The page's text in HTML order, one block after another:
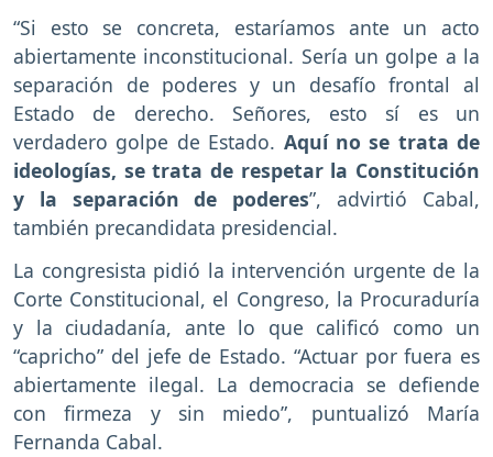
“Si esto se concreta, estaríamos ante un acto
abiertamente inconstitucional. Sería un golpe a la
separación de poderes y un desafío frontal al
Estado de derecho. Señores, esto sí es un
verdadero golpe de Estado. Aquí no se trata de
ideologías, se trata de respetar la Constitución
y la separación de poderes”, advirtió Cabal,
también precandidata presidencial.
La congresista pidió la intervención urgente de la
Corte Constitucional, el Congreso, la Procuraduría
y la ciudadanía, ante lo que calificó como un
“capricho” del jefe de Estado. “Actuar por fuera es
abiertamente ilegal. La democracia se defiende
con firmeza y sin miedo”, puntualizó María
Fernanda Cabal.